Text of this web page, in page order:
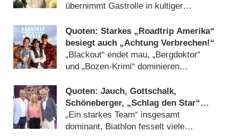
übernimmt Gastrolle in kultiger
Quoten: Starkes „Roadtrip Amerika“
besiegt auch „Achtung Verbrechen!“
„Blackout“ endet mau, „Bergdoktor“
und „Bozen-Krimi“ dominieren
Quoten: Jauch, Gottschalk,
Schöneberger, „Schlag den Star“
und „Klein gegen Groß“ punkten im
Show-Triell
„Ein starkes Team“ insgesamt
dominant, Biathlon fesselt viele